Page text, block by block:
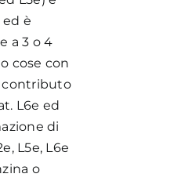
ed è
a 3 o 4
cose con
contributo
L6e ed
di
L5e, L6e
o